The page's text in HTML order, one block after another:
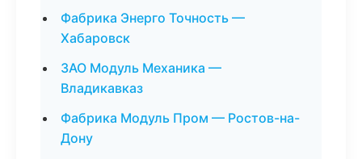
Фабрика Энерго Точность —
Хабаровск
ЗАО Модуль Механика —
Владикавказ
Фабрика Модуль Пром — Ростов-на-
Дону